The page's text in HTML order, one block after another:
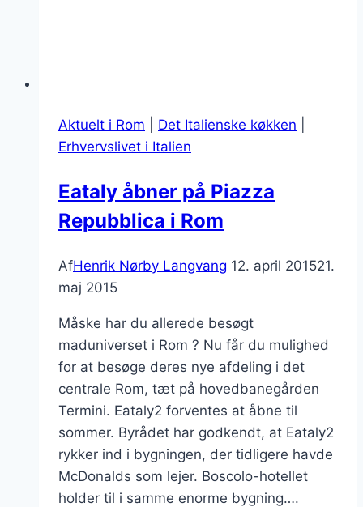
Aktuelt i Rom Det Italienske køkken
Erhvervslivet i Italien
Eataly åbner på Piazza
Repubblica i Rom
AfHenrik Nørby Langvang 12. april 201521.
maj 2015
Måske har du allerede besøgt
maduniverset i Rom ? Nu får du mulighed
for at besøge deres nye afdeling i det
centrale Rom, tæt på hovedbanegården
Termini. Eataly2 forventes at åbne til
sommer. Byrådet har godkendt, at Eataly2
rykker ind i bygningen, der tidligere havde
McDonalds som lejer. Boscolo-hotellet
holder til i samme enorme bygning….